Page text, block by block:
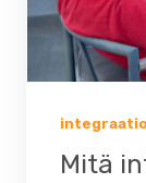
Mitä